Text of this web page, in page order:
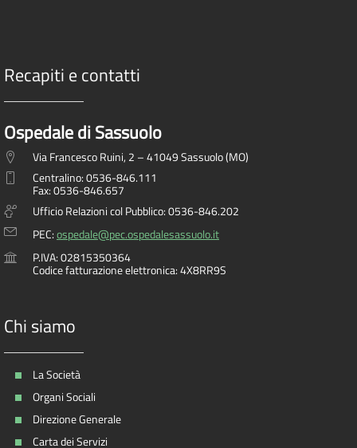
Recapiti e contatti
Ospedale di Sassuolo
Via Francesco Ruini, 2 – 41049 Sassuolo (MO)
Centralino: 0536-846.111
Fax: 0536-846.657
Ufficio Relazioni col Pubblico: 0536-846.202
PEC:ospedale@pec.ospedalesassuolo.it
P.IVA: 02815350364
Codice fatturazione elettronica: 4X8RR9S
Chi siamo
La Società
Organi Sociali
Direzione Generale
Carta dei Servizi